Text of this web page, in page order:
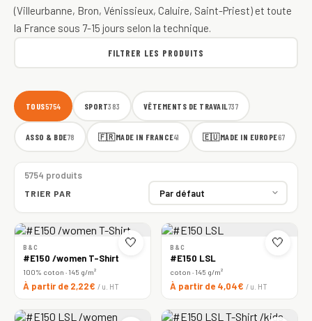
(Villeurbanne, Bron, Vénissieux, Caluire, Saint-Priest) et toute
la France sous 7-15 jours selon la technique.
FILTRER LES PRODUITS
TOUS5754 SPORT383 VÊTEMENTS DE TRAVAIL737
ASSO & BDE78 🇫🇷MADE IN FRANCE41 🇪🇺MADE IN EUROPE67
5754 produits
TRIER PAR
🤍
B&C
#E150 /women T-Shirt
100% coton · 145 g/m²
À partir de 2,22€ / u. HT
🤍
B&C
#E150 LSL
coton · 145 g/m²
À partir de 4,04€ / u. HT